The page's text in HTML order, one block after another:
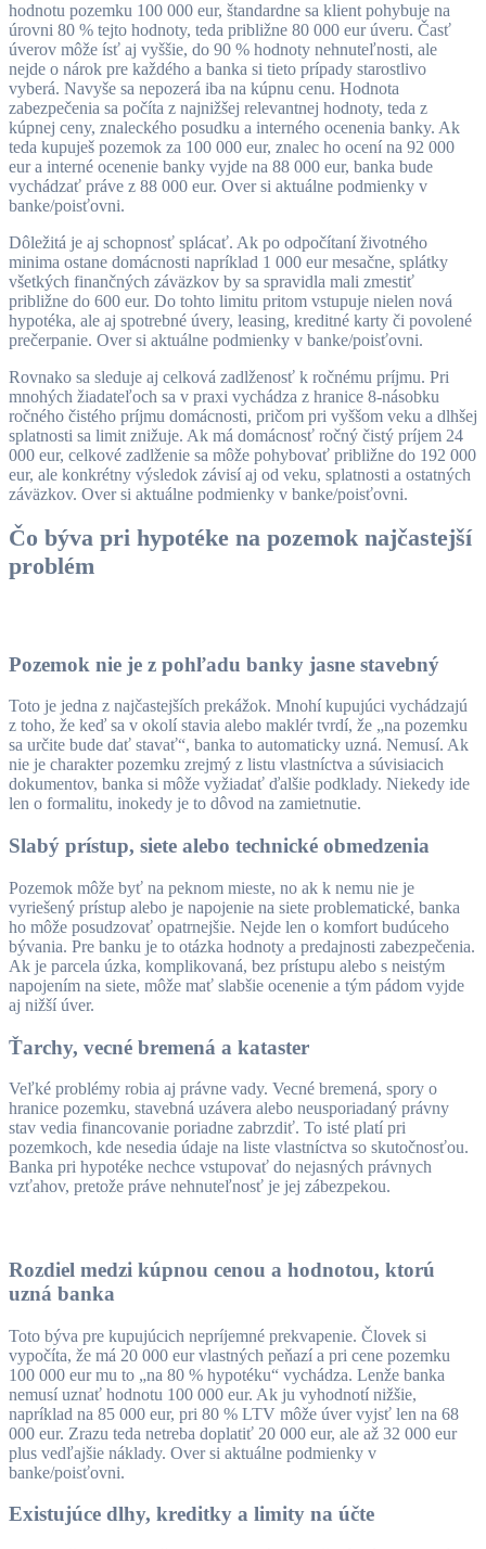
hodnotu pozemku 100 000 eur, štandardne sa klient pohybuje na
úrovni 80 % tejto hodnoty, teda približne 80 000 eur úveru. Časť
úverov môže ísť aj vyššie, do 90 % hodnoty nehnuteľnosti, ale
nejde o nárok pre každého a banka si tieto prípady starostlivo
vyberá. Navyše sa nepozerá iba na kúpnu cenu. Hodnota
zabezpečenia sa počíta z najnižšej relevantnej hodnoty, teda z
kúpnej ceny, znaleckého posudku a interného ocenenia banky. Ak
teda kupuješ pozemok za 100 000 eur, znalec ho ocení na 92 000
eur a interné ocenenie banky vyjde na 88 000 eur, banka bude
vychádzať práve z 88 000 eur. Over si aktuálne podmienky v
banke/poisťovni.
Dôležitá je aj schopnosť splácať. Ak po odpočítaní životného
minima ostane domácnosti napríklad 1 000 eur mesačne, splátky
všetkých finančných záväzkov by sa spravidla mali zmestiť
približne do 600 eur. Do tohto limitu pritom vstupuje nielen nová
hypotéka, ale aj spotrebné úvery, leasing, kreditné karty či povolené
prečerpanie. Over si aktuálne podmienky v banke/poisťovni.
Rovnako sa sleduje aj celková zadlženosť k ročnému príjmu. Pri
mnohých žiadateľoch sa v praxi vychádza z hranice 8-násobku
ročného čistého príjmu domácnosti, pričom pri vyššom veku a dlhšej
splatnosti sa limit znižuje. Ak má domácnosť ročný čistý príjem 24
000 eur, celkové zadlženie sa môže pohybovať približne do 192 000
eur, ale konkrétny výsledok závisí aj od veku, splatnosti a ostatných
záväzkov. Over si aktuálne podmienky v banke/poisťovni.
Čo býva pri hypotéke na pozemok najčastejší
problém
Pozemok nie je z pohľadu banky jasne stavebný
Toto je jedna z najčastejších prekážok. Mnohí kupujúci vychádzajú
z toho, že keď sa v okolí stavia alebo maklér tvrdí, že „na pozemku
sa určite bude dať stavať“, banka to automaticky uzná. Nemusí. Ak
nie je charakter pozemku zrejmý z listu vlastníctva a súvisiacich
dokumentov, banka si môže vyžiadať ďalšie podklady. Niekedy ide
len o formalitu, inokedy je to dôvod na zamietnutie.
Slabý prístup, siete alebo technické obmedzenia
Pozemok môže byť na peknom mieste, no ak k nemu nie je
vyriešený prístup alebo je napojenie na siete problematické, banka
ho môže posudzovať opatrnejšie. Nejde len o komfort budúceho
bývania. Pre banku je to otázka hodnoty a predajnosti zabezpečenia.
Ak je parcela úzka, komplikovaná, bez prístupu alebo s neistým
napojením na siete, môže mať slabšie ocenenie a tým pádom vyjde
aj nižší úver.
Ťarchy, vecné bremená a kataster
Veľké problémy robia aj právne vady. Vecné bremená, spory o
hranice pozemku, stavebná uzávera alebo neusporiadaný právny
stav vedia financovanie poriadne zabrzdiť. To isté platí pri
pozemkoch, kde nesedia údaje na liste vlastníctva so skutočnosťou.
Banka pri hypotéke nechce vstupovať do nejasných právnych
vzťahov, pretože práve nehnuteľnosť je jej zábezpekou.
Rozdiel medzi kúpnou cenou a hodnotou, ktorú
uzná banka
Toto býva pre kupujúcich nepríjemné prekvapenie. Človek si
vypočíta, že má 20 000 eur vlastných peňazí a pri cene pozemku
100 000 eur mu to „na 80 % hypotéku“ vychádza. Lenže banka
nemusí uznať hodnotu 100 000 eur. Ak ju vyhodnotí nižšie,
napríklad na 85 000 eur, pri 80 % LTV môže úver vyjsť len na 68
000 eur. Zrazu teda netreba doplatiť 20 000 eur, ale až 32 000 eur
plus vedľajšie náklady. Over si aktuálne podmienky v
banke/poisťovni.
Existujúce dlhy, kreditky a limity na účte